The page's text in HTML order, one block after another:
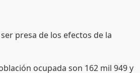
presa de los efectos de la
ocupada son 162 mil 949 y